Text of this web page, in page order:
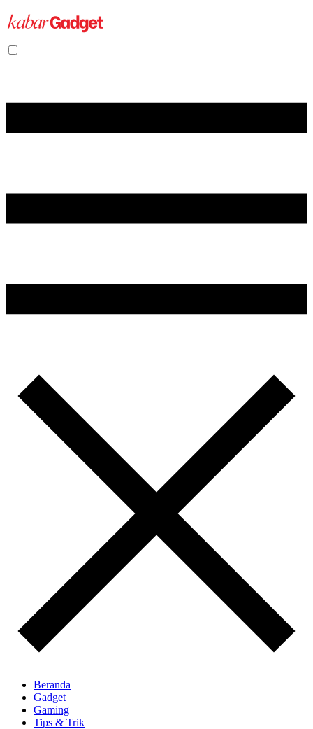
Beranda
Gadget
Gaming
Tips & Trik